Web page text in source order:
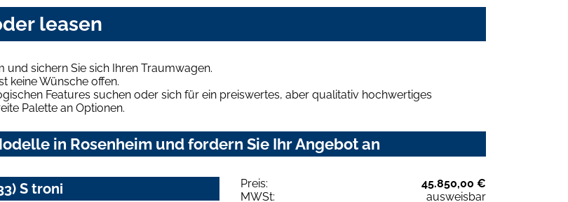
leasen
und sichern Sie sich Ihren Traumwagen.
keine Wünsche offen.
Features suchen oder sich für ein preiswertes, aber qualitativ hochwertiges
Palette an Optionen.
in Rosenheim und fordern Sie Ihr Angebot an
S troni Preis:
45.850,00 €
MWSt:
ausweisbar